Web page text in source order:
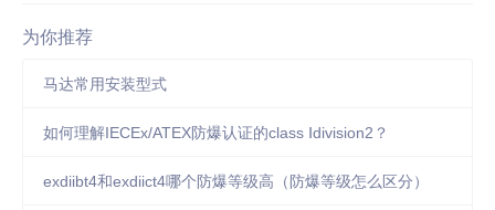
为你推荐
马达常用安装型式
如何理解IECEx/ATEX防爆认证的class Ⅰdivision2？
exdiibt4和exdiict4哪个防爆等级高（防爆等级怎么区分）